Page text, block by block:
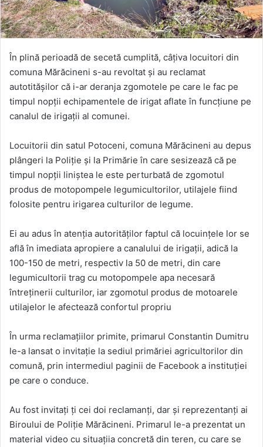
În plină perioadă de secetă cumplită, câțiva locuitori din
comuna Mărăcineni s-au revoltat și au reclamat
autotitășilor că i-ar deranja zgomotele pe care le fac pe
timpul nopții echipamentele de irigat aflate în funcțiune pe
canalul de irigații al comunei.
Locuitorii din satul Potoceni, comuna Mărăcineni au depus
plângeri la Poliție și la Primărie în care sesizează că pe
timpul nopţii liniştea le este perturbată de zgomotul
produs de motopompele legumicultorilor, utilajele fiind
folosite pentru irigarea culturilor de legume.
Ei au adus în atenția autorităţilor faptul că locuinţele lor se
află în imediata apropiere a canalului de irigaţii, adică la
100-150 de metri, respectiv la 50 de metri, din care
legumicultorii trag cu motopompele apa necesară
întreţinerii culturilor, iar zgomotul produs de motoarele
utilajelor le afectează confortul propriu
În urma reclamațiilor primite, primarul Constantin Dumitru
le-a lansat o invitație la sediul primăriei agricultorilor din
comună, prin intermediul paginii de Facebook a instituției
pe care o conduce.
Au fost invitați ți cei doi reclamanți, dar și reprezentanţi ai
Biroului de Poliţie Mărăcineni. Primarul le-a prezentat un
material video cu situaţiia concretă din teren, cu care se